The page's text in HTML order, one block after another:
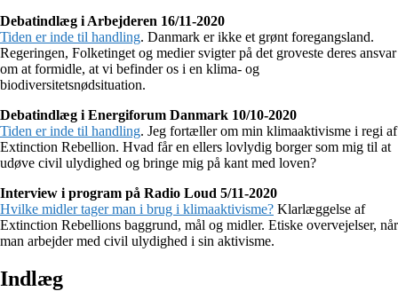
Debatindlæg i Arbejderen 16/11-2020
Tiden er inde til handling. Danmark er ikke et grønt foregangsland.
Regeringen, Folketinget og medier svigter på det groveste deres ansvar
om at formidle, at vi befinder os i en klima- og
biodiversitetsnødsituation.
Debatindlæg i Energiforum Danmark 10/10-2020
Tiden er inde til handling. Jeg fortæller om min klimaaktivisme i regi af
Extinction Rebellion. Hvad får en ellers lovlydig borger som mig til at
udøve civil ulydighed og bringe mig på kant med loven?
Interview i program på Radio Loud 5/11-2020
Hvilke midler tager man i brug i klimaaktivisme? Klarlæggelse af
Extinction Rebellions baggrund, mål og midler. Etiske overvejelser, når
man arbejder med civil ulydighed i sin aktivisme.
Indlæg